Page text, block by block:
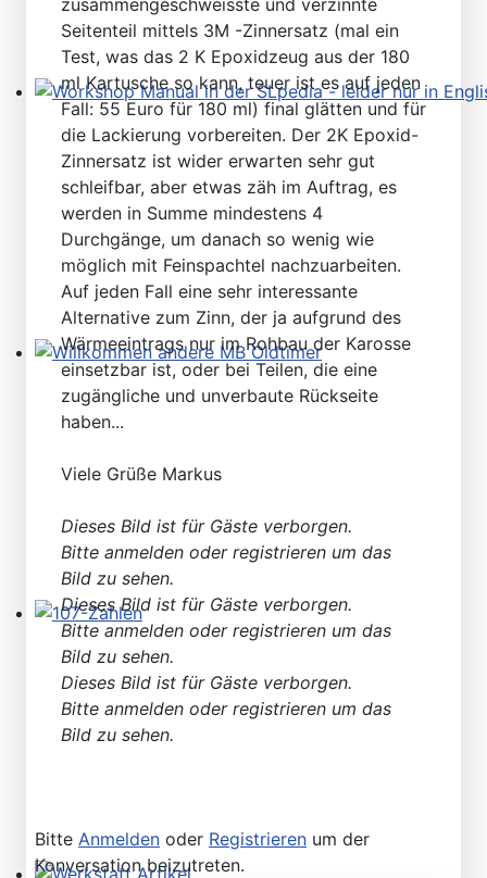
Workshop Manual in der SLpedia - leider nur in
Willkommen andere MB Oldtimer
107-Zahlen
zusammengeschweisste und verzinnte
Seitenteil mittels 3M -Zinnersatz (mal ein
Test, was das 2 K Epoxidzeug aus der 180
ml Kartusche so kann, teuer ist es auf jeden
Fall: 55 Euro für 180 ml) final glätten und für
die Lackierung vorbereiten. Der 2K Epoxid-
Zinnersatz ist wider erwarten sehr gut
schleifbar, aber etwas zäh im Auftrag, es
werden in Summe mindestens 4
Durchgänge, um danach so wenig wie
möglich mit Feinspachtel nachzuarbeiten.
Auf jeden Fall eine sehr interessante
Alternative zum Zinn, der ja aufgrund des
Wärmeeintrags nur im Rohbau der Karosse
einsetzbar ist, oder bei Teilen, die eine
zugängliche und unverbaute Rückseite
haben...
Viele Grüße Markus
Dieses Bild ist für Gäste verborgen.
Bitte anmelden oder registrieren um das
Bild zu sehen.
Dieses Bild ist für Gäste verborgen.
Bitte anmelden oder registrieren um das
Bild zu sehen.
Dieses Bild ist für Gäste verborgen.
Bitte anmelden oder registrieren um das
Bild zu sehen.
Bitte Anmelden oder Registrieren um der
Konversation beizutreten.